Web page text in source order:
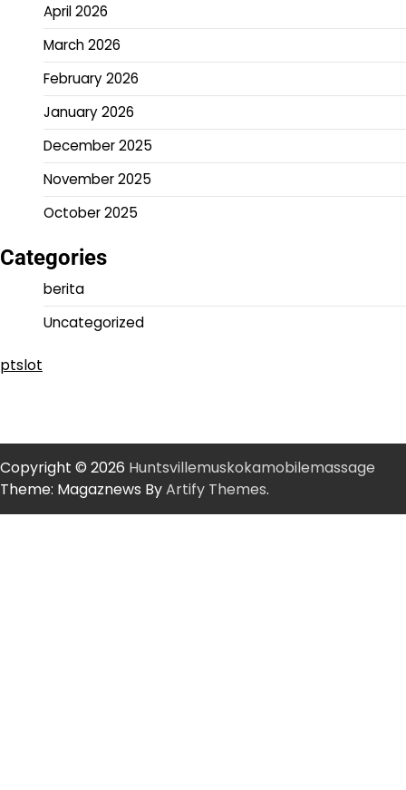
April 2026
March 2026
February 2026
January 2026
December 2025
November 2025
October 2025
Categories
berita
Uncategorized
ptslot
Copyright © 2026 Huntsvillemuskokamobilemassage
Theme: Magaznews ByArtify Themes.